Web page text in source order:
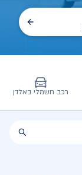
רכב חשמלי באלדן